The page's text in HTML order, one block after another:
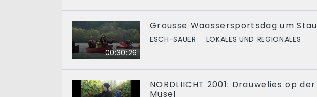
00:30:26
Grousse Waassersportsdag um Stau
ESCH-SAUER LOKALES UND REGIONALES
NORDLIICHT 2001: Drauwelies op der
Musel